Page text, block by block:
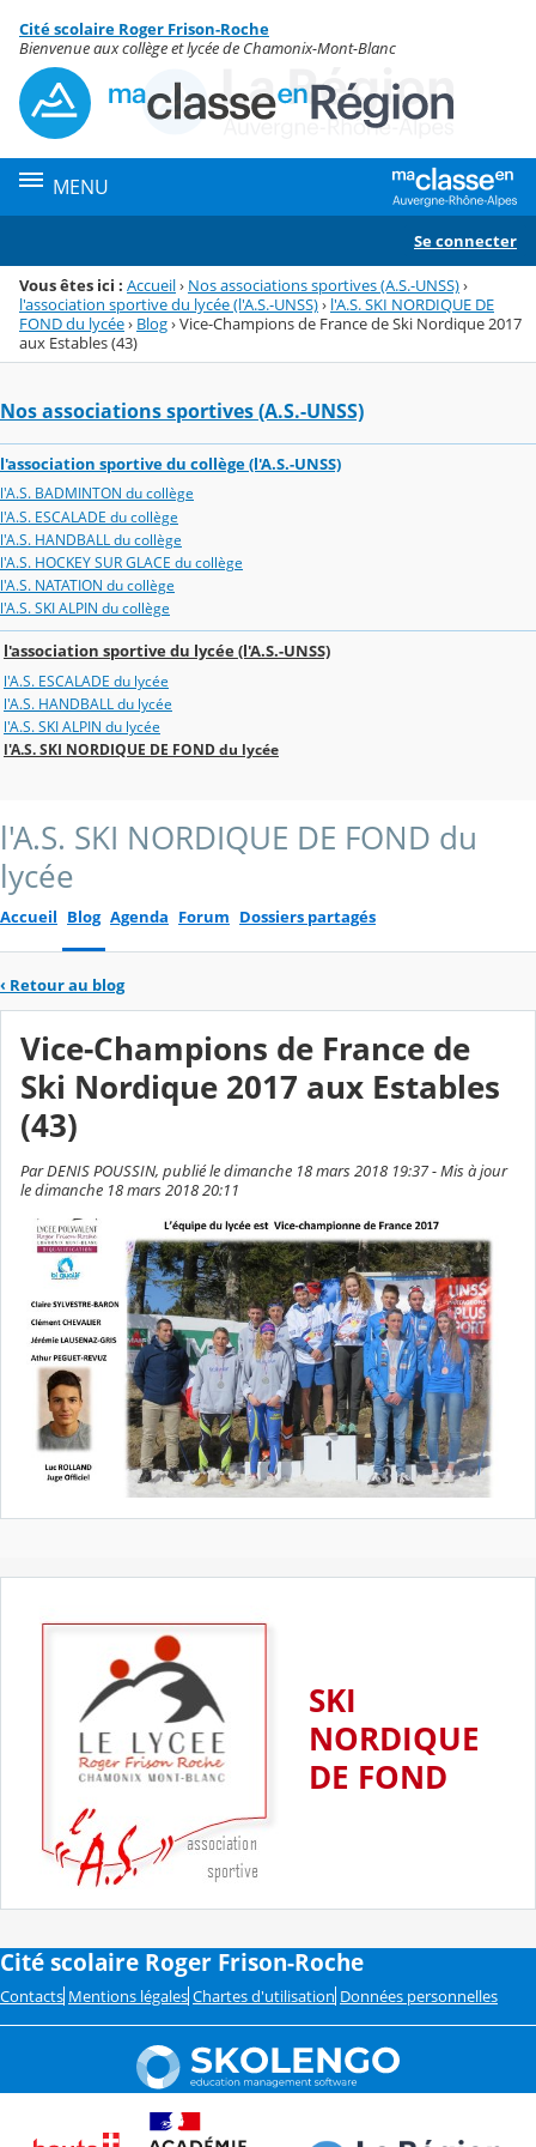
Menu de la rubrique
Contenu
Cité scolaire Roger Frison-Roche
Bienvenue aux collège et lycée de Chamonix-Mont-Blanc
MENU
Se connecter
Vous êtes ici : Accueil› Nos associations sportives (A.S.-UNSS)›
l'association sportive du lycée (l'A.S.-UNSS)› l'A.S. SKI NORDIQUE DE
FOND du lycée› Blog›Vice-Champions de France de Ski Nordique 2017
aux Estables (43)
Nos associations sportives (A.S.-UNSS)
l'association sportive du collège (l'A.S.-UNSS)
l'A.S. BADMINTON du collège
l'A.S. ESCALADE du collège
l'A.S. HANDBALL du collège
l'A.S. HOCKEY SUR GLACE du collège
l'A.S. NATATION du collège
l'A.S. SKI ALPIN du collège
l'association sportive du lycée (l'A.S.-UNSS)
l'A.S. ESCALADE du lycée
l'A.S. HANDBALL du lycée
l'A.S. SKI ALPIN du lycée
l'A.S. SKI NORDIQUE DE FOND du lycée
l'A.S. SKI NORDIQUE DE FOND du
lycée
Accueil Blog Agenda Forum Dossiers partagés
‹ Retour au blog
Vice-Champions de France de
Ski Nordique 2017 aux Estables
(43)
Par DENIS POUSSIN, publié le dimanche 18 mars 2018 19:37 - Mis à jour
le dimanche 18 mars 2018 20:11
SKI
NORDIQUE
DE FOND
Cité scolaire Roger Frison-Roche
Contacts Mentions légales Chartes d'utilisation Données personnelles